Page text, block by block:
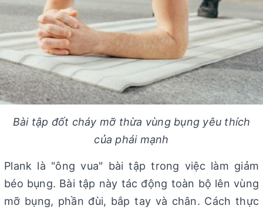
Bài tập đốt cháy mỡ thừa vùng bụng yêu thích
của phái mạnh
Plank là "ông vua" bài tập trong việc làm giảm
béo bụng. Bài tập này tác động toàn bộ lên vùng
mỡ bụng, phần đùi, bắp tay và chân. Cách thực